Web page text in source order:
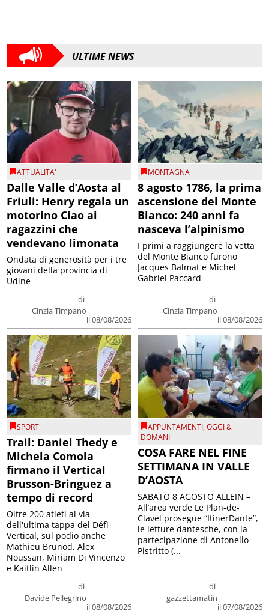
ULTIME NEWS
ATTUALITA'
Dalle Valle d’Aosta al
Friuli: Henry regala un
motorino Ciao ai
ragazzini che
vendevano limonata
di
Cinzia Timpano
il 08/08/2026
Ondata di generosità per i tre
giovani della provincia di
Udine
MONTAGNA
8 agosto 1786, la prima
ascensione del Monte
Bianco: 240 anni fa
nasceva l’alpinismo
di
Cinzia Timpano
il 08/08/2026
I primi a raggiungere la vetta
del Monte Bianco furono
Jacques Balmat e Michel
Gabriel Paccard
SPORT
Trail: Daniel Thedy e
Michela Comola
firmano il Vertical
Brusson-Bringuez a
tempo di record
di
Davide Pellegrino
il 08/08/2026
Oltre 200 atleti al via
dell'ultima tappa del Défì
Vertical, sul podio anche
Mathieu Brunod, Alex
Noussan, Miriam Di Vincenzo
e Kaitlin Allen
APPUNTAMENTI,OGGI &
DOMANI
COSA FARE NEL FINE
SETTIMANA IN VALLE
D’AOSTA
di
gazzettamatin
il 07/08/2026
SABATO 8 AGOSTO ALLEIN –
All’area verde Le Plan-de-
Clavel prosegue “ItinerDante”,
le letture dantesche, con la
partecipazione di Antonello
Pistritto (...